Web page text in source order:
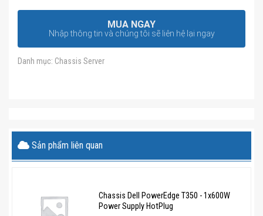
MUA NGAY
Nhập thông tin và chúng tôi sẽ liên hệ lại ngay
Danh mục: Chassis Server
Sản phẩm liên quan
Chassis Dell PowerEdge T350 - 1x600W
Power Supply HotPlug